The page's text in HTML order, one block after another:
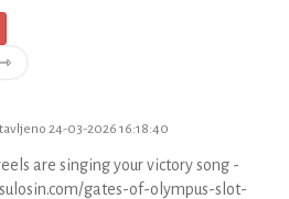
24-03-2026 16:18:40
are singing your victory song -
gates-of-olympus-slot-